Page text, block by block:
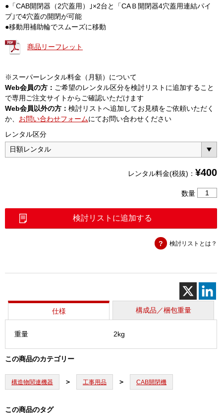
●「CAB開閉器（2穴蓋用）｣×2台と「CAＢ開閉器4穴蓋用連結パイ
プ｣で4穴蓋の開閉が可能
●移動用補助輪でスムーズに移動
商品リーフレット
※スーパーレンタル料金（月額）について
Web会員の方： ご希望のレンタル区分を検討リストに追加すること
で専用ご注文サイトからご確認いただけます
Web会員以外の方： 検討リストへ追加してお見積をご依頼いただく
か、 お問い合わせフォームにてお問い合わせください
レンタル区分
レンタル料金(税抜)： ¥400
数量
CAB
穴
連
結
パ
検討リストに追加する
検討リストとは？
仕様 構成品／梱包重量
重量 2kg
この商品のカテゴリー
構造物関連機器 工事用品 CAB開閉機
この商品のタグ